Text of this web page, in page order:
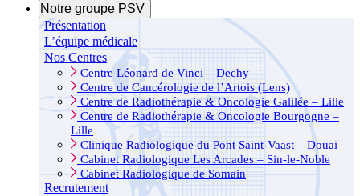
Notre groupe PSV
Présentation
L’équipe médicale
Nos Centres
Centre Léonard de Vinci – Dechy
Centre de Cancérologie de l’Artois (Lens)
Centre de Radiothérapie & Oncologie Galilée – Lille
Centre de Radiothérapie & Oncologie Bourgogne –
Lille
Clinique Radiologique du Pont Saint-Vaast – Douai
Cabinet Radiologique Les Arcades – Sin-le-Noble
Cabinet Radiologique de Somain
Recrutement